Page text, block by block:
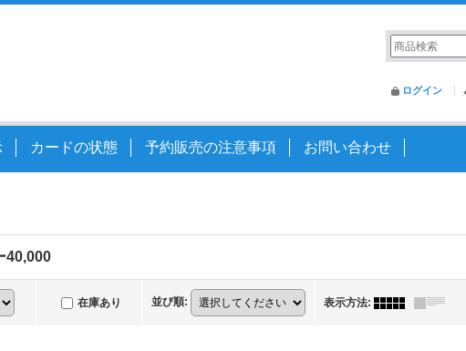
ログイン
カードの状態 予約販売の注意事項 お問い合わせ
40,000
在庫あり 並び順: 表示方法: